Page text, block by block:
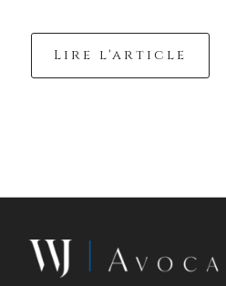
Lire l'article